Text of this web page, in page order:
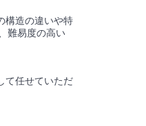
構造の違いや特
難易度の高い
て任せていただ